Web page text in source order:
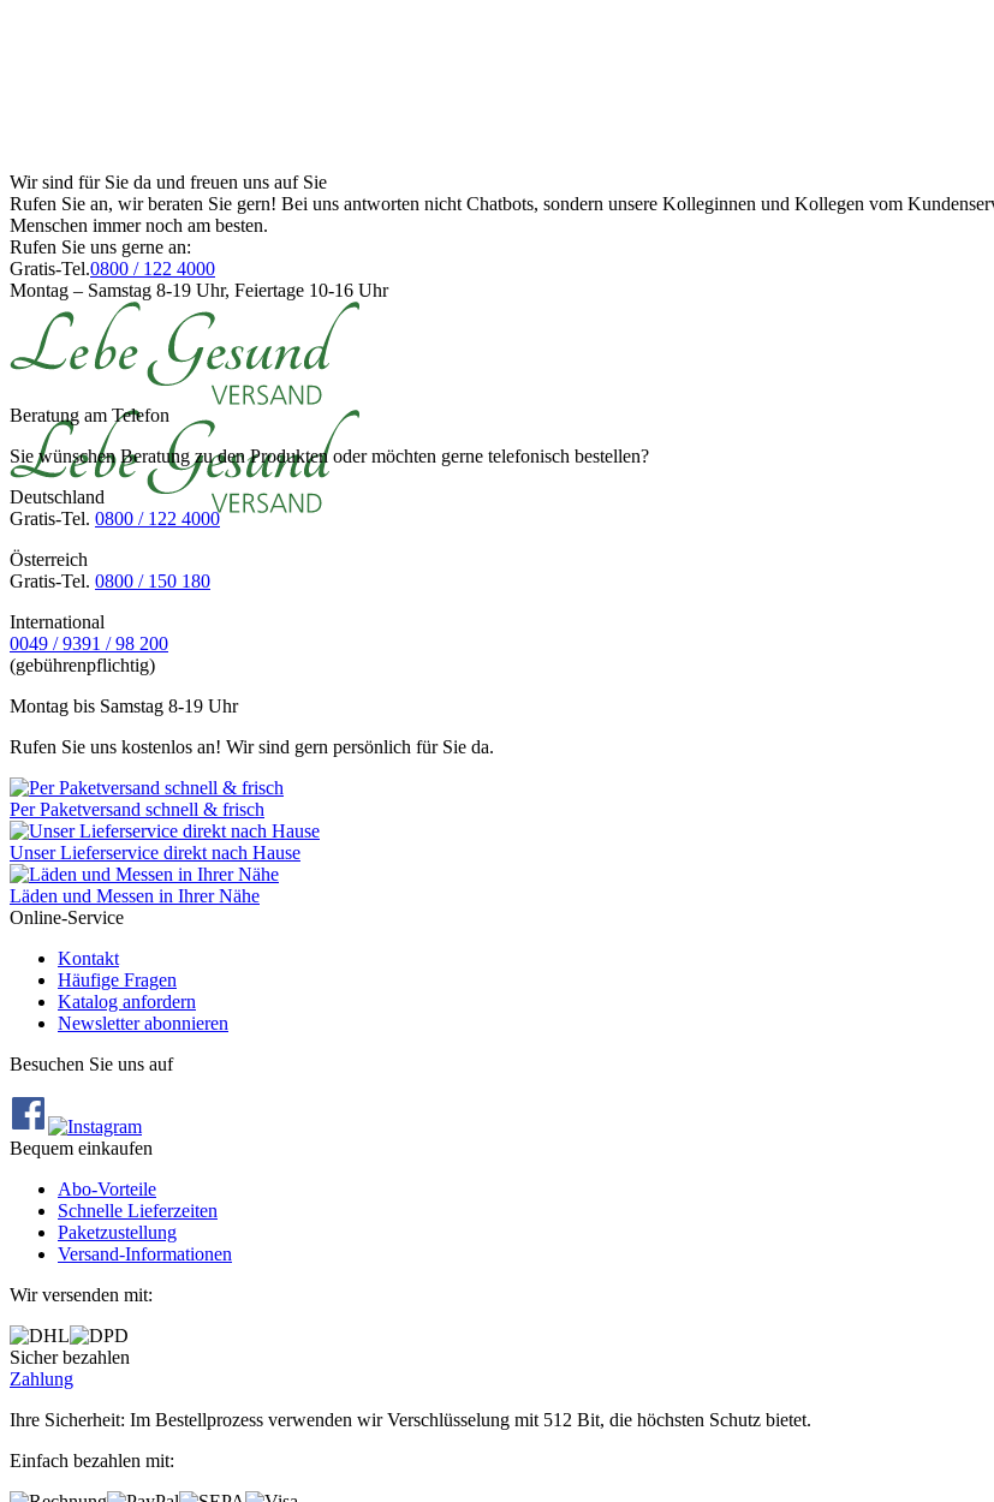
Wir sind für Sie da und freuen uns auf Sie
Rufen Sie an, wir beraten Sie gern! Bei uns antworten nicht Chatbots, sondern unsere Kolleginnen und Kollegen vom
Menschen immer noch am besten.
Rufen Sie uns gerne an:
Gratis-Tel.0800 / 122 4000
Montag – Samstag 8-19 Uhr, Feiertage 10-16 Uhr
Beratung am Telefon
Sie wünschen Beratung zu den Produkten oder möchten gerne telefonisch bestellen?
Deutschland
Gratis-Tel. 0800 / 122 4000
Österreich
Gratis-Tel. 0800 / 150 180
International
0049 / 9391 / 98 200
(gebührenpflichtig)
Montag bis Samstag 8-19 Uhr
Rufen Sie uns kostenlos an! Wir sind gern persönlich für Sie da.
Per Paketversand schnell & frisch
Unser Lieferservice direkt nach Hause
Läden und Messen in Ihrer Nähe
Online-Service
Kontakt
Häufige Fragen
Katalog anfordern
Newsletter abonnieren
Besuchen Sie uns auf
Bequem einkaufen
Abo‐Vorteile
Schnelle Lieferzeiten
Paketzustellung
Versand‐Informationen
Wir versenden mit:
Sicher bezahlen
Zahlung
Ihre Sicherheit: Im Bestellprozess verwenden wir Verschlüsselung mit 512 Bit, die höchsten Schutz bietet.
Einfach bezahlen mit: